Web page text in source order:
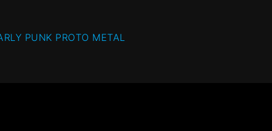
PUNK PROTO METAL